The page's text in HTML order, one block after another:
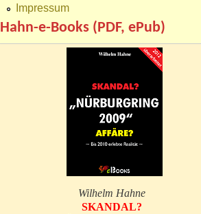
Impressum
Hahn-e-Books (PDF, ePub)
Wilhelm Hahne
SKANDAL?